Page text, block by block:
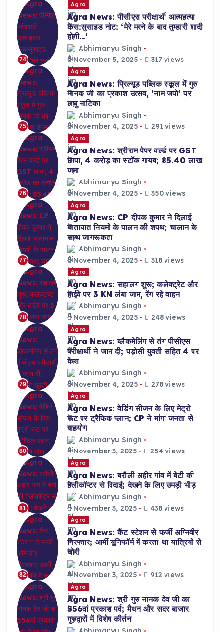
74
Agra
Agra News: पीसीएस परीक्षार्थी आत्महत्या
केस:सुसाइड नोट: ‘मेरे मरने के बाद तुम्हारी शादी
होगी…’
Abhimanyu Singh
November 5, 2025
317 views
75
Agra
Agra News: प्रिल्यूड पब्लिक स्कूल में गुरु
नानक जी का प्रकाश उत्सव, ‘नाम जपो’ पर
लघु नाटिका
Abhimanyu Singh
November 4, 2025
291 views
76
Agra
Agra News: श्रीराम पेपर वर्ल्ड पर GST
छापा, 4 करोड़ का स्टॉक गायब; 85.40 लाख
जमा
Abhimanyu Singh
November 4, 2025
350 views
77
Agra
Agra News: CP दीपक कुमार ने दिलाई
यातायात नियमों के पालन की शपथ; चालान के
साथ जागरूकता
Abhimanyu Singh
November 4, 2025
318 views
78
Agra
Agra News: सहालग शुरू; कलेक्ट्रेट और
हाईवे पर 3 KM लंबा जाम, रेंग रहे वाहन
Abhimanyu Singh
November 4, 2025
248 views
79
Agra
Agra News: ब्लैकमेलिंग से तंग पीसीएस
परीक्षार्थी ने जान दी; पड़ोसी युवती सहित 4 पर
केस
Abhimanyu Singh
November 4, 2025
278 views
80
Agra
Agra News: वेडिंग सीजन के लिए मेट्रो
रूट पर ट्रैफिक प्लान; CP ने मांगा जनता से
सहयोग
Abhimanyu Singh
November 3, 2025
254 views
81
Agra
Agra News: बरौली अहीर गांव में बेटी की
हेलीकॉप्टर से विदाई; देखने के लिए उमड़ी भीड़
Abhimanyu Singh
November 3, 2025
438 views
82
Agra
Agra News: कैंट स्टेशन से फर्जी अग्निवीर
गिरफ्तार; आर्मी यूनिफॉर्म में करता था यात्रियों से
चोरी
Abhimanyu Singh
November 3, 2025
912 views
Agra
Agra News: श्री गुरु नानक देव जी का
556वां प्रकाश पर्व; मैथन और सदर बाजार
गुरुद्वारों में विशेष कीर्तन